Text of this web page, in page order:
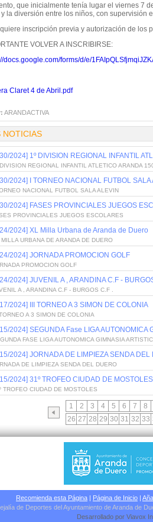
que inicialmente tenía lugar el viernes 7
la diversión entre los niños, con supervisión
inscripción previa y autorización de los
VOLVER A INSCRIBIRSE:
docs.google.com/forms/d/e/
Claret 4 de Abril.pdf
ARANDACTIVA
NOTICIAS
2024] 1º DIVISION REGIONAL INFANTIL
REGIONAL INFANTIL ATLETICO ARANDA
2024] I TORNEO NACIONAL FUTBOL SALA
NACIONAL FUTBOL SALA ALEVIN
2024] FASES PROVINCIALES JUEGOS
PROVINCIALES JUEGOS ESCOLARES
2024] XL Milla Urbana de Aranda de Duero
URBANA DE ARANDA DE DUERO
2024] JORNADA PROMOCION GOLF
PROMOCION GOLF
2024] JUVENIL A , ARANDINA C.F -
A , ARANDINA C.F - BURGOS C.F .
2024] III TORNEO A 3 SIMON DE COLONIA
A 3 SIMON DE COLONIA
2024] SEGUNDA Fase LIGA AUTONOMICA
FASE LIGA AUTONOMICA GIMNASIA
2024] JORNADA DE LIMPIEZA SENDA DEL
DE LIMPIEZA SENDA DEL DUERO
2024] 31º TROFEO CIUDAD DE MOSTOLES
TROFEO CIUDAD DE MOSTOLES
1 2 3 4 5 6 7 8
26 27 28 29 30 31 32 33
Recomienda esta Página | Página de Inicio |
de Deportes del Ayuntamiento de Aranda de
Desarrollado por Viavox